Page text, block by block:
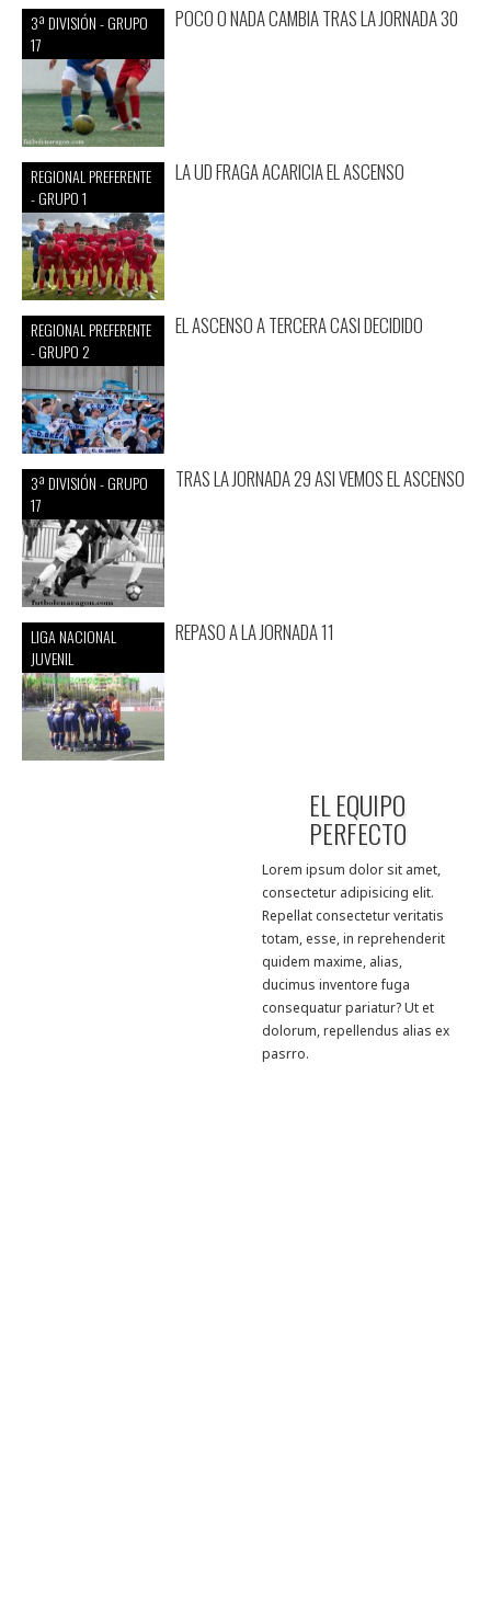
3ª DIVISIÓN - GRUPO
17
POCO O NADA CAMBIA TRAS LA JORNADA 30
REGIONAL PREFERENTE
- GRUPO 1
LA UD FRAGA ACARICIA EL ASCENSO
REGIONAL PREFERENTE
- GRUPO 2
EL ASCENSO A TERCERA CASI DECIDIDO
3ª DIVISIÓN - GRUPO
17
TRAS LA JORNADA 29 ASI VEMOS EL ASCENSO
LIGA NACIONAL
JUVENIL
REPASO A LA JORNADA 11
EL EQUIPO
PERFECTO
Lorem ipsum dolor sit amet,
consectetur adipisicing elit.
Repellat consectetur veritatis
totam, esse, in reprehenderit
quidem maxime, alias,
ducimus inventore fuga
consequatur pariatur? Ut et
dolorum, repellendus alias ex
pasrro.